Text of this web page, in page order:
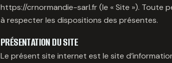
https://crnormandie-sarl.fr (le « Site »). Toute
à respecter les dispositions des présentes.
PRÉSENTATION DU SITE
Le présent site internet est le site d’information